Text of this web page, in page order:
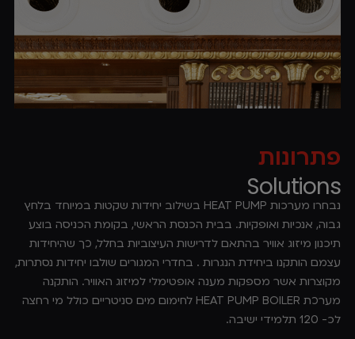
פתרונות
Solutions
נבחרו מערכות HEAT PUMP בשילוב יחידות שקטות במיוחד בלחץ
גבוה, אנכיות ואופקיות. בבית הכנסת הראשי, בקומת הכניסה בוצע
תיכנון מיזוג אוויר בהתאם לדרישות העיצוביות בחלל, כך שהיחידות
עצמם הותקנו ביחידת הנגרות . בחדרי המגורים שולבו יחידות נסתרות,
מקוצרות אשר מספקות מענה אופטימלי למיזוג האוויר. הותקנה
מערכת HEAT PUMP BOILER לחימום מים סניטריים כולל מי רחצה
לכ- 120 תלמידי ישיבה.